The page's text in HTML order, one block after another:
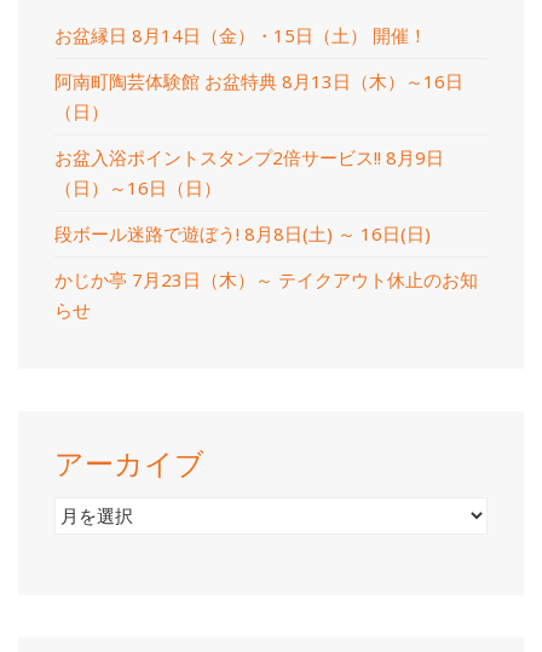
お盆縁日 8月14日（金）・15日（土） 開催！
阿南町陶芸体験館 お盆特典 8月13日（木）～16日
（日）
お盆入浴ポイントスタンプ2倍サービス!! 8月9日
（日）～16日（日）
段ボール迷路で遊ぼう! 8月8日(土) ～ 16日(日)
かじか亭 7月23日（木）～ テイクアウト休止のお知
らせ
アーカイブ
ア